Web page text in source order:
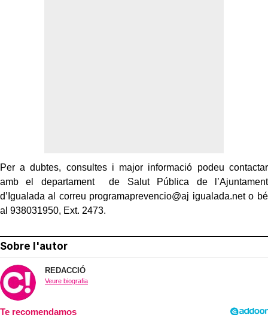
Per a dubtes, consultes i major informació podeu contactar
amb el departament
de Salut Pública de l’Ajuntament
d’Igualada al correu programaprevencio@aj igualada.net o bé
al 938031950, Ext. 2473.
Sobre l'autor
REDACCIÓ
Veure biografia